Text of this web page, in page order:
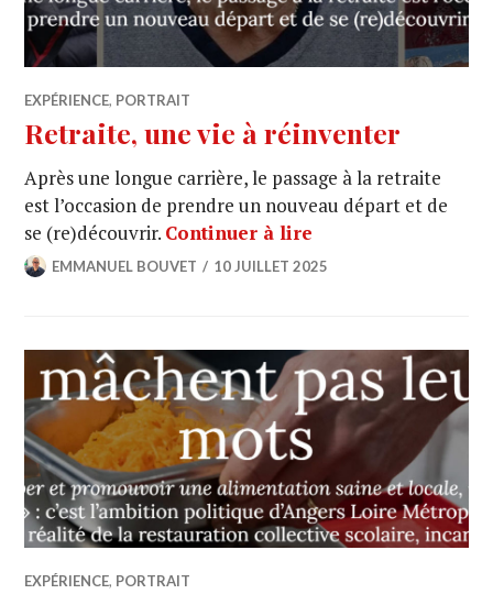
EXPÉRIENCE, PORTRAIT
Retraite, une vie à réinventer
Après une longue carrière, le passage à la retraite
est l’occasion de prendre un nouveau départ et de
se (re)découvrir. Continuer à lire
EMMANUEL BOUVET 10 JUILLET 2025
EXPÉRIENCE, PORTRAIT